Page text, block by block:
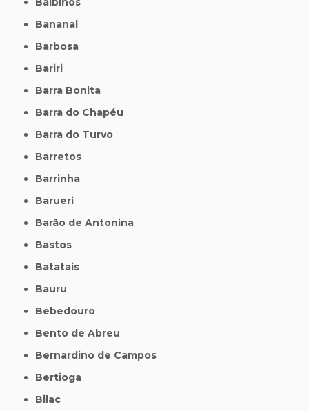
Bananal
Barbosa
Bariri
Barra Bonita
Barra do Chapéu
Barra do Turvo
Barretos
Barrinha
Barueri
Barão de Antonina
Bastos
Batatais
Bauru
Bebedouro
Bento de Abreu
Bernardino de Campos
Bertioga
Bilac